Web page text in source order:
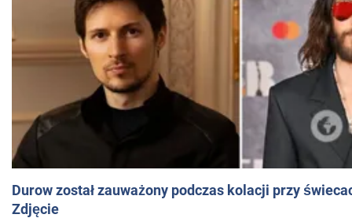
Durow został zauważony podczas kolacji przy
Zdjęcie